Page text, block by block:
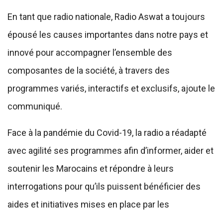
En tant que radio nationale, Radio Aswat a toujours
épousé les causes importantes dans notre pays et
innové pour accompagner l’ensemble des
composantes de la société, à travers des
programmes variés, interactifs et exclusifs, ajoute le
communiqué.
Face à la pandémie du Covid-19, la radio a réadapté
avec agilité ses programmes afin d’informer, aider et
soutenir les Marocains et répondre à leurs
interrogations pour qu’ils puissent bénéficier des
aides et initiatives mises en place par les